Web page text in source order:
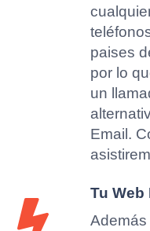
paises
por lo
un
Email.
Tu Web